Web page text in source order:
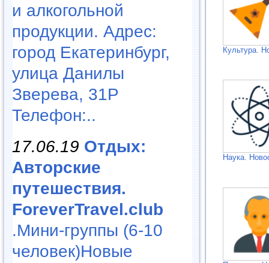
и алкогольной
продукции. Адрес:
город Екатеринбург,
улица Данилы
Зверева, 31Р
Телефон:..
17.06.19 Отдых:
Авторские
путешествия.
ForeverTravel.club
.Мини-группы (6-10
человек)Новые
Культура.
Наука.